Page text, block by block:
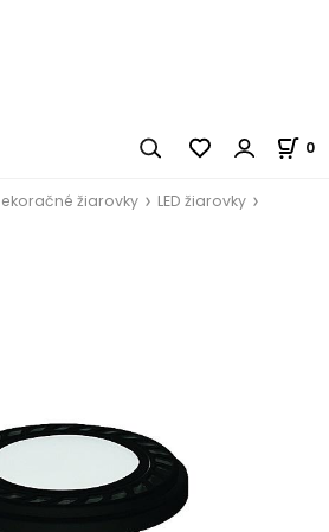
0
žiarovky LED žiarovky